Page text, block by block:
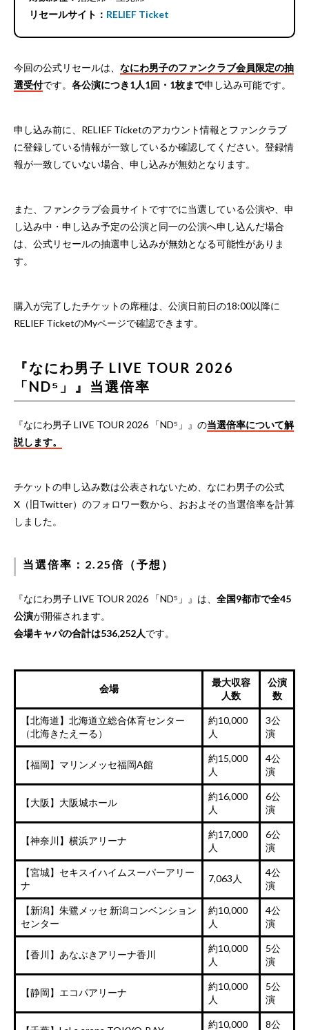
リセールサイト： RELIEF Ticket
今回の公式リセールは、 なにわ男子のファンクラブ会員限定の抽
選受付です。 各公演につき1人1回・1枚まで申し込み可能です。
申し込み前に、RELIEF Ticketのアカウント情報とファンクラブ
に登録している情報が一致しているか確認してください。登録情
報が一致していない場合、申し込みが無効となります。
また、ファンクラブ会員サイトですでに当選している公演や、申
し込み中・申し込み予定の公演と同一の公演へ申し込んだ場合
は、公式リセールの抽選申し込みが無効となる可能性がありま
す。
購入が完了したチケットの席種は、公演日前日の18:00以降に
RELIEF TicketのMyページで確認できます。
『なにわ男子 LIVE TOUR 2026
「ND⁵」』当選倍率
『なにわ男子 LIVE TOUR 2026 「ND⁵」』の当選倍率について解
説します。
チケットの申し込み数は公表されないため、なにわ男子の公式
X（旧Twitter）のフォロワー数から、おおよその当選倍率を計算
しました。
当選倍率：2.25倍（予想）
『なにわ男子 LIVE TOUR 2026 「ND⁵」』は、 全国9都市で全45
公演が開催されます。
会場キャパの合計は536,252人です。
会場
最大収容
人数
公演
数
【北海道】北海道立総合体育センター
（北海きたえーる）
約10,000
人
3公
演
【福岡】マリンメッセ福岡A館
約15,000
人
4公
演
【大阪】大阪城ホール
約16,000
人
6公
演
【神奈川】横浜アリーナ
約17,000
人
6公
演
【宮城】セキスイハイムスーパーアリー
ナ
7,063人
4公
演
【新潟】朱鷺メッセ 新潟コンベンション
センター
約10,000
人
4公
演
【香川】あなぶきアリーナ香川
約10,000
人
5公
演
【静岡】エコパアリーナ
約10,000
人
5公
演
約10,000 8公